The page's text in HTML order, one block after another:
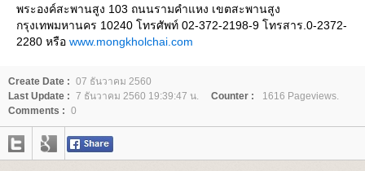
พระองค์สะพานสูง 103 ถนนรามคำแหง เขตสะพานสูง
กรุงเทพมหานคร 10240 โทรศัพท์ 02-372-2198-9 โทรสาร.0-2372-
2280 หรือ www.mongkholchai.com
Create Date : 07 ธันวาคม 2560
Last Update : 7 ธันวาคม 2560 19:39:47 น. Counter :
1616 Pageviews.
Comments : 0